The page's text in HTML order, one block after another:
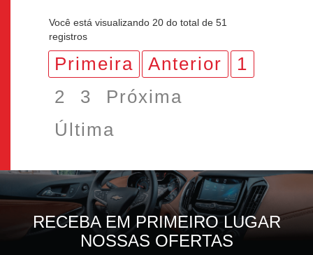
Você está visualizando 20 do total de 51
registros
Primeira Anterior
1
2
3
Próxima
Última
RECEBA EM PRIMEIRO LUGAR
NOSSAS OFERTAS